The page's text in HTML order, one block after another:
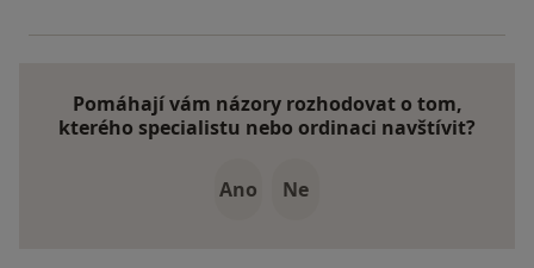
Pomáhají vám názory rozhodovat o tom,
kterého specialistu nebo ordinaci navštívit?
Ano Ne